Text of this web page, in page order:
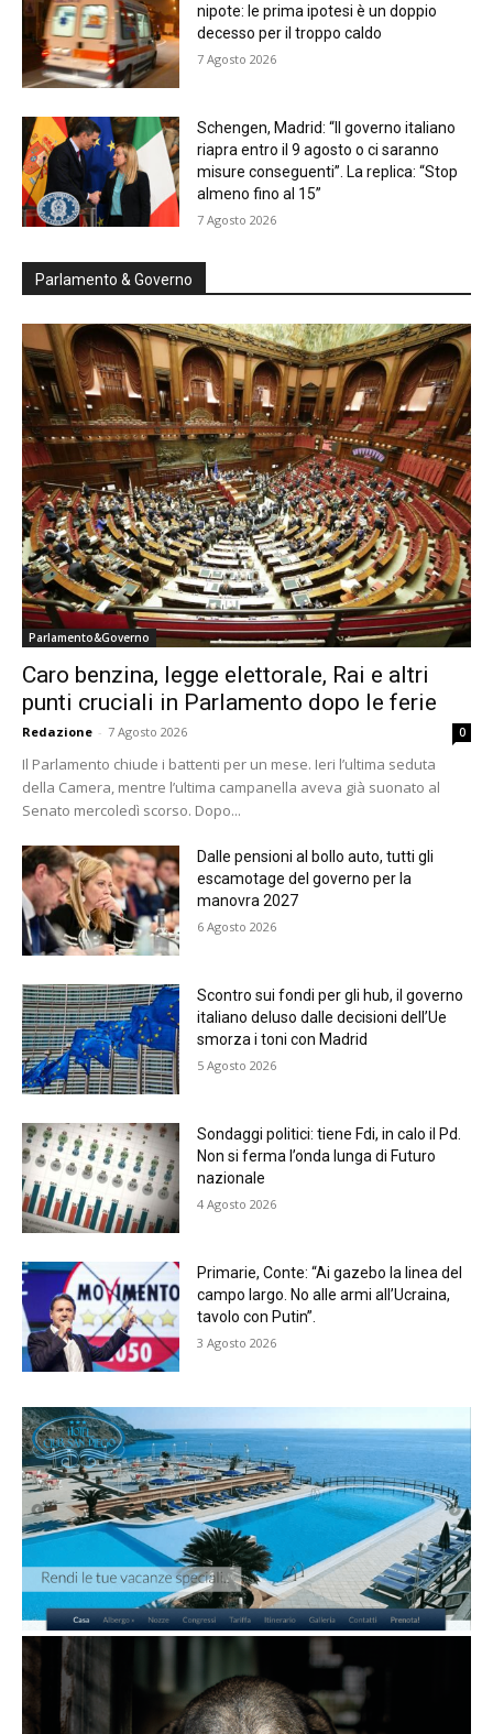
nipote: le prima ipotesi è un doppio
decesso per il troppo caldo
7 Agosto 2026
Schengen, Madrid: “Il governo italiano
riapra entro il 9 agosto o ci saranno
misure conseguenti”. La replica: “Stop
almeno fino al 15”
7 Agosto 2026
Parlamento & Governo
Parlamento&Governo
Caro benzina, legge elettorale, Rai e altri
punti cruciali in Parlamento dopo le ferie
Redazione - 7 Agosto 2026 0
Il Parlamento chiude i battenti per un mese. Ieri l’ultima seduta
della Camera, mentre l’ultima campanella aveva già suonato al
Senato mercoledì scorso. Dopo...
Dalle pensioni al bollo auto, tutti gli
escamotage del governo per la
manovra 2027
6 Agosto 2026
Scontro sui fondi per gli hub, il governo
italiano deluso dalle decisioni dell’Ue
smorza i toni con Madrid
5 Agosto 2026
Sondaggi politici: tiene Fdi, in calo il Pd.
Non si ferma l’onda lunga di Futuro
nazionale
4 Agosto 2026
Primarie, Conte: “Ai gazebo la linea del
campo largo. No alle armi all’Ucraina,
tavolo con Putin”.
3 Agosto 2026